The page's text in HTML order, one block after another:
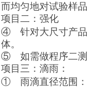
而均匀地对试验样
项目二：强化
④ 针对大尺寸产
体。
⑤ 如需做程序二
项目三：滴雨：
① 雨滴直径范围